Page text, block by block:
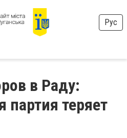
Рус
в Раду:
партия теряет